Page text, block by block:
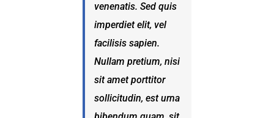
venenatis. Sed quis
imperdiet elit, vel
facilisis sapien.
Nullam pretium, nisi
sit amet porttitor
sollicitudin, est urna